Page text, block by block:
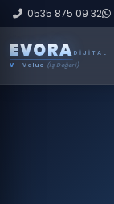
0535 875 09 32
EVORA DIJITAL
V — Value (İş Değeri)